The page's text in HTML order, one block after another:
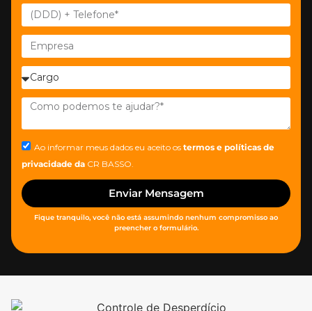
Ao informar meus dados eu aceito os termos e políticas de
privacidade da CR BASSO.
Enviar Mensagem
Fique tranquilo, você não está assumindo nenhum compromisso ao
preencher o formulário.